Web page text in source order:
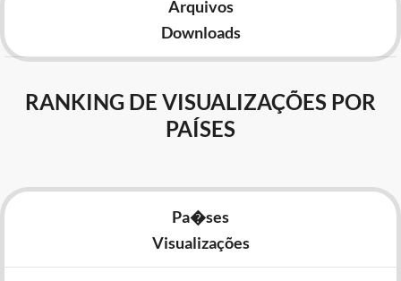
Arquivos
Downloads
RANKING DE VISUALIZAÇÕES POR
PAÍSES
Pa�ses
Visualizações